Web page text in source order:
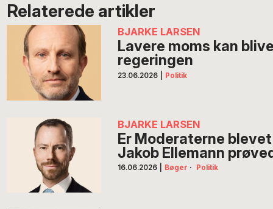
Relaterede artikler
BJARKE LARSEN
Lavere moms kan
regeringen
23.06.2026 Politik
BJARKE LARSEN
Er Moderaterne
Jakob Ellemann
16.06.2026 Bøger · Politik